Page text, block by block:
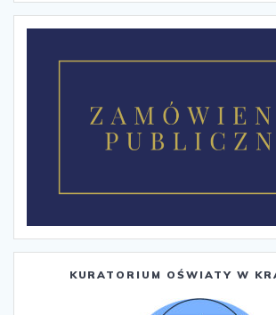
KURATORIUM OŚWIATY W